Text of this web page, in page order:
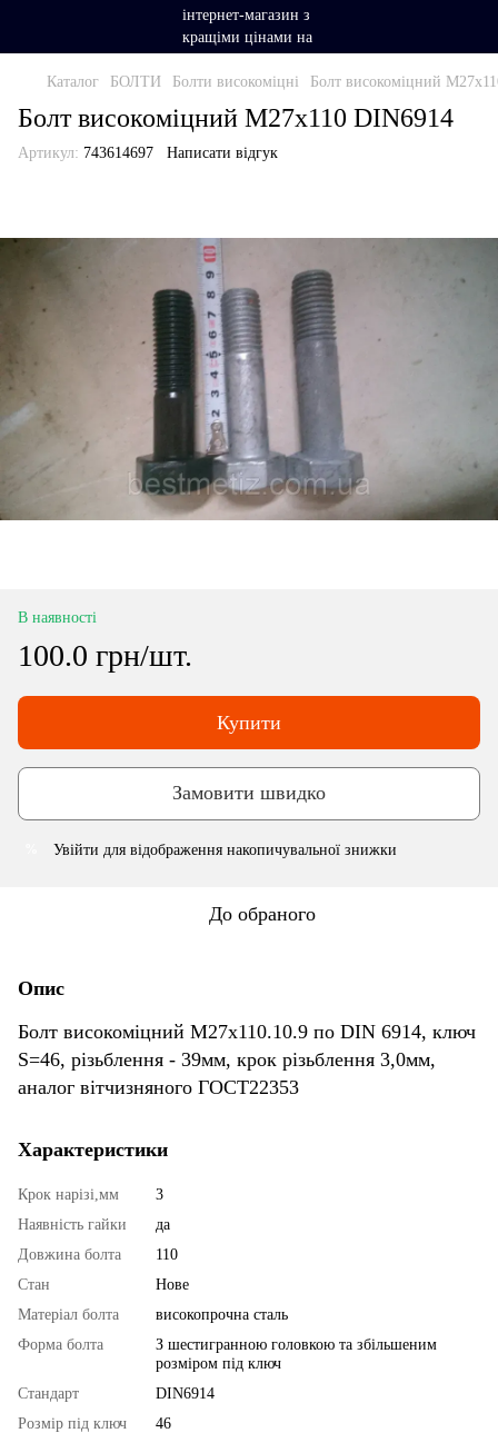
Каталог БОЛТИ Болти високоміцні Болт високоміцний
Болт високоміцний М27х110 DIN6914
Артикул: 743614697 Написати відгук
В наявності
100.0 грн/шт.
Купити
Замовити швидко
Увійти для відображення накопичувальної знижки
До обраного
Опис
Болт високоміцний М27х110.10.9 по DIN 6914, ключ
S=46, різьблення - 39мм, крок різьблення 3,0мм,
аналог вітчизняного ГОСТ22353
Характеристики
Крок нарізі,мм
3
Наявність гайки
да
Довжина болта
110
Стан
Нове
Матеріал болта
високопрочна сталь
Форма болта
З шестигранною головкою та збільшеним
розміром під ключ
Стандарт
DIN6914
Розмір під ключ
46